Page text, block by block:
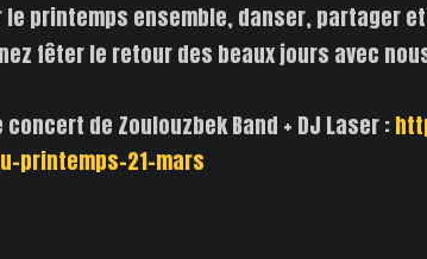
le printemps ensemble, danser, partager
fêter le retour des beaux jours avec
de Zoulouzbek Band + DJ Laser :
printemps-21-mars